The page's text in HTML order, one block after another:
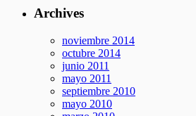
Archives
noviembre 2014
octubre 2014
junio 2011
mayo 2011
septiembre 2010
mayo 2010